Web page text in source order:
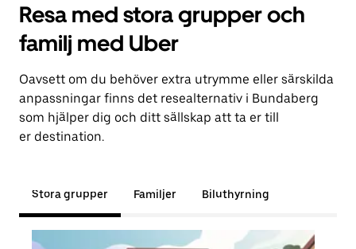
Resa med stora grupper och
familj med Uber
Oavsett om du behöver extra utrymme eller särskilda
anpassningar finns det resealternativ i Bundaberg
som hjälper dig och ditt sällskap att ta er till
er destination.
Stora grupper Familjer Biluthyrning